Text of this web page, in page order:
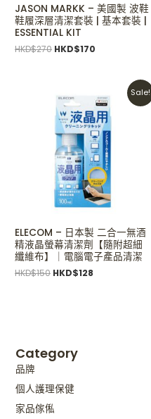
JASON MARKK – 美國製 波鞋
鞋履深層清潔套裝 | 基本套裝 |
ESSENTIAL KIT
HKD$270 HKD$170
Sale!
ELECOM – 日本製 二合一無酒
精液晶螢幕清潔劑【隨附超細
纖維布】｜電腦電子產品清潔
HKD$150
price
was:
HKD$150.
HKD$128
Current
price
is:
HKD$128.
Category
品牌
個人護理保健
家品傢俬